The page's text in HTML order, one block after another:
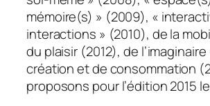
mémoire(s) » (2009), «
interactions » (2010), de la
du plaisir (2012), de
création et de consommation
proposons pour l’édition 2015